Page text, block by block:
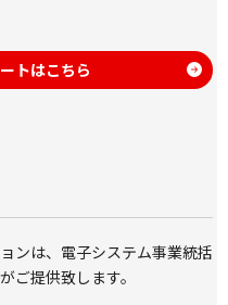
トはこちら
ンは、電子システム事業統括
がご提供致します。